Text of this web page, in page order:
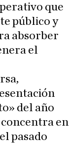
que
público y
absorber
el
del año
en
pasado